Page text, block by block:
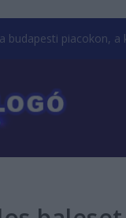
budapesti piacokon, a